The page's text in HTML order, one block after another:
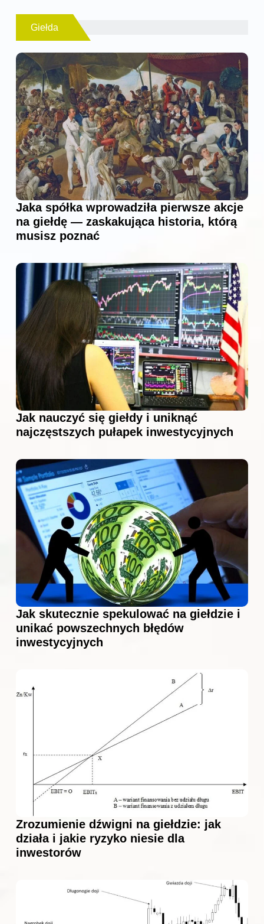
Giełda
Jaka spółka wprowadziła pierwsze akcje
na giełdę — zaskakująca historia, którą
musisz poznać
Jak nauczyć się giełdy i uniknąć
najczęstszych pułapek inwestycyjnych
Jak skutecznie spekulować na giełdzie i
unikać powszechnych błędów
inwestycyjnych
Zrozumienie dźwigni na giełdzie: jak
działa i jakie ryzyko niesie dla
inwestorów